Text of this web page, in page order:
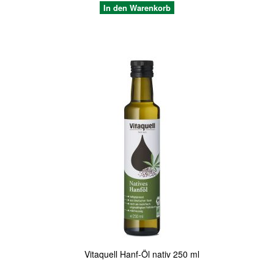
In den Warenkorb
Vitaquell Hanf-Öl nativ 250 ml